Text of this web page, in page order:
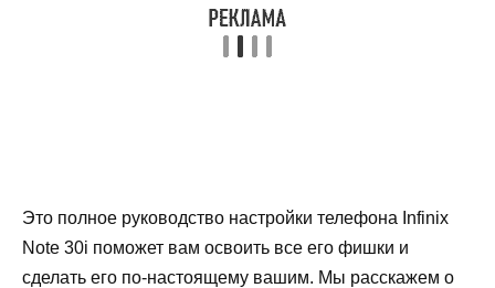
Это полное руководство настройки телефона Infinix
Note 30i поможет вам освоить все его фишки и
сделать его по-настоящему вашим. Мы расскажем о